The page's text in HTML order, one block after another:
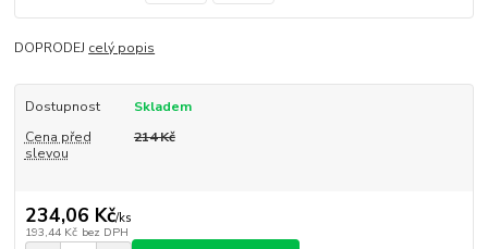
DOPRODEJ celý popis
Dostupnost
Skladem
Cena před
slevou
214 Kč
234,06 Kč/ks
193,44 Kč bez DPH